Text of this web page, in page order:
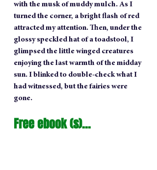
with the musk of muddy mulch. As I
turned the corner, a bright flash of red
attracted my attention. Then, under the
glossy speckled hat of a toadstool, I
glimpsed the little winged creatures
enjoying the last warmth of the midday
sun. I blinked to double-check what I
had witnessed, but the fairies were
gone.
Free ebook (s)...